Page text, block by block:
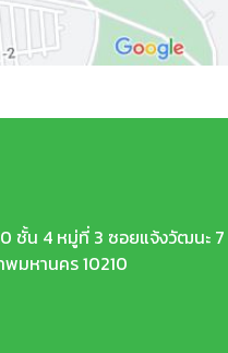
ชั้น 4 หมู่ที่ 3 ซอยแจ้งวัฒนะ 7
มหานคร 10210